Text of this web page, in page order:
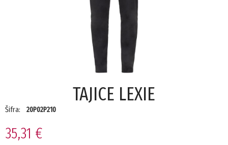
TAJICE LEXIE
Šifra: 20P02P210
35,31 €